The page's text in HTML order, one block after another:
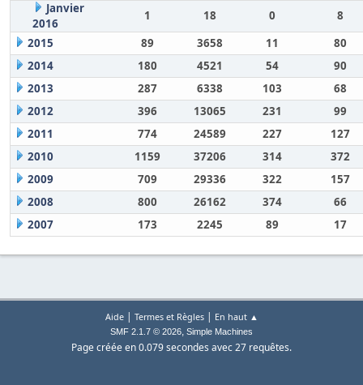
Janvier
2016
1 18 0
8
2015
89 3658 11
80
2014
180 4521 54
90
2013
287 6338 103
68
2012
396 13065 231
99
2011
774 24589 227
127
2010
1159 37206 314
372
2009
709 29336 322
157
2008
800 26162 374
66
2007
173 2245 89 17
Aide| Termes et Règles| En haut ▲
SMF 2.1.7 © 2026, Simple Machines
Page créée en 0.079 secondes avec 27 requêtes.